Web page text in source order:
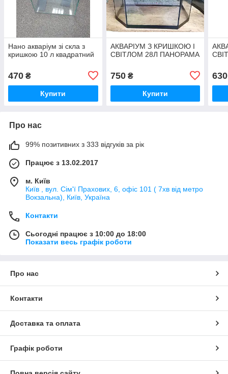
Нано акваріум зі скла з
кришкою 10 л квадратний
470 ₴
Купити
АКВАРІУМ З КРИШКОЮ І
СВІТЛОМ 28Л ПАНОРАМА
750₴
Купити
630
Про нас
99% позитивних з 333 відгуків за рік
Працює з 13.02.2017
м. Київ
Київ , вул. Сім'ї Прахових, 6, офіс 101 ( 7хв від метро
Вокзальна), Київ, Україна
Контакти
Сьогодні працює з 10:00 до 18:00
Показати весь графік роботи
Про нас
Контакти
Доставка та оплата
Графік роботи